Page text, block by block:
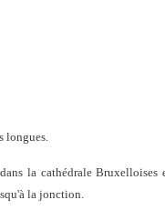
longues.
la cathédrale Bruxelloises
la jonction.